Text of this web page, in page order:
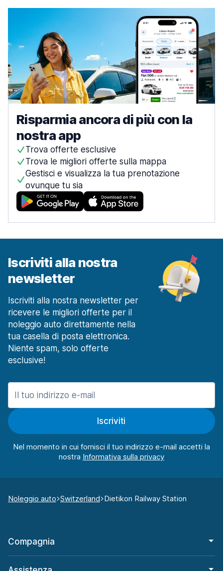
Risparmia ancora di più con la
nostra app
Trova offerte esclusive
Trova le migliori offerte sulla mappa
Gestisci e visualizza la tua prenotazione
ovunque tu sia
Iscriviti alla nostra
newsletter
Iscriviti alla nostra newsletter per
ricevere le migliori offerte per il
noleggio auto direttamente nella
tua casella di posta elettronica.
Niente spam, solo offerte
esclusive!
Iscriviti
Nel momento in cui fornisci il tuo indirizzo e-mail accetti la
nostra
Noleggio auto Switzerland Dietikon Railway Station
Compagnia